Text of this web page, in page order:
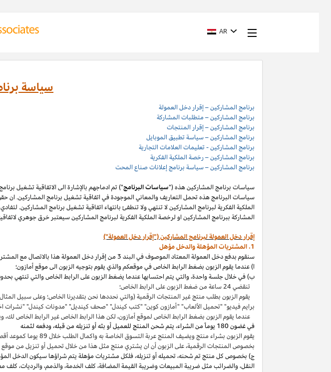
AR
سياسة
برنامج المشاركين – إقرار دخل العمولة
برنامج المشاركين – متطلبات المشاركة
برنامج المشاركين – إقرار المنتجات
برنامج المشاركين – سياسة تطبيق الموبايل
برنامج المشاركين - تعليمات العلامات التجارية
برنامج المشاركين – رخصة الملكية الفكرية
برنامج المشاركين – سياسة برنامج إعلانات صناع المحت
سياسات برنامج المشاركين هذه ("سياسات البرنامج") تم ادماجهم بالإشارة الى الاتفاقية تشغيل
سياسات البرنامج هذه تحمل التعاريف والمعاني الموجودة في اتفاقية تشغيل برنامج المشاركين. ان
المشاركة ببرنامج المشاركين او لرخصة الملكية الفكرية لبرنامج المشاركين سيعتبر خرق جوهري
إقرار دخل العمولة لبرنامج المشاركين ("إقرار دخل العمولة")
1. المشتريات المؤهلة والدخل مؤهل
سنقوم بدفع دخل العمولة المعتاد الموصوف في البند 3 من إقرار دخل العمولة هذا بالاتصال مع المشتريات المؤهلة
ا) عندما يقوم الزبون بضغط الرابط الخاص في موقعكم والذي يقوم بتوجيه الزبون الى موقع أمازون؛
ب) في خلال جلسة واحدة،والتي يتم احتسابها عندما يضغط الزبون على الرابط الخاص والتي تنتهي
تنقضي 24 ساعة من ضغط الزبون على الرابط الخاص؛
يقوم الزبون بطلب منتج غير المنتجات الرقمية (والتي نحددها نحن بتقديرنا الخاص؛وعلى سبيل المثال
برايم فيديو" "تحميل الألعاب" "أمازون كوين" "كتب كيندل" "صحف كينديل" "مدونات كيندل" "نشرات
عندما يقوم الزبون بضغط الرابط الخاص لموقع أمازون، لكن هذا الرابط الخاص غير الرابط الخاص لك،
في غضون180 يوماً من الشراء، يتم شحن المنتج للعميل أو بثه أو تنزيله من قبله، ودفعه لثمنه
يقوم الزبون بشراء منتج ويضيف المنتج عربة التسوق الخاصة به واكمال الطلب خلال 89 يوما كموعد أقصاه بعد الضغط على الرابط الخاص الاولي؛ أو
بخصوص المنتجات الرقمية،على الزبون أن ان يشتري منتج مثل هذا من خلال تحميل أو تنزيل من موقع
ج) بخصوص كل منتج تم شحنه، تحميله أو تنزيله،فلكل مشتريات مؤهلة يتمشراؤهاسيكون الدخل
النقل،والضرائب مثل ضريبة المبيعات وضريبة القيمة المضافة، كلف الخدمة،والذمم،والرديات، كلف